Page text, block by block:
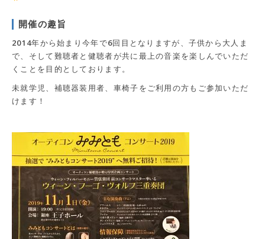
開催の趣旨
2014年から始まり今年で6回目となりますが、子供から大人ま
で、そして難聴者と健聴者が共に最上の音楽を楽しんでいただ
くことを目的としております。
未就学児、補聴器装用者、車椅子をご利用の方もご参加いただ
けます！